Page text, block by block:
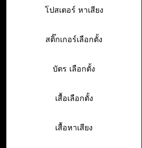
โปสเตอร์ หาเสียง
สติ๊กเกอร์เลือกตั้ง
บัตร เลือกตั้ง
เสื้อเลือกตั้ง
เสื้อหาเสียง